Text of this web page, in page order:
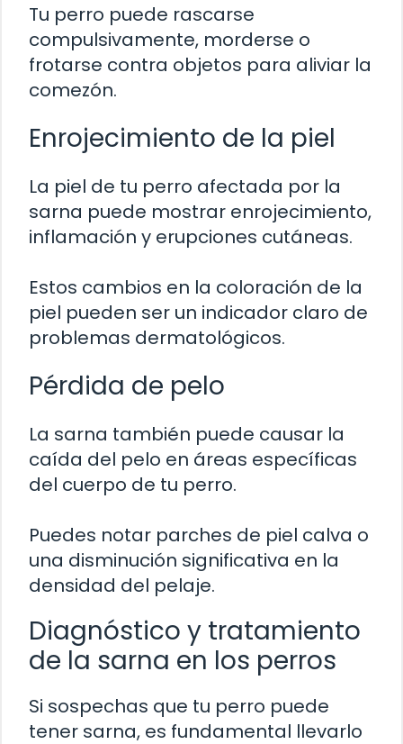
Tu perro puede rascarse
compulsivamente, morderse o
frotarse contra objetos para aliviar la
comezón.
Enrojecimiento de la piel
La piel de tu perro afectada por la
sarna puede mostrar enrojecimiento,
inflamación y erupciones cutáneas.
Estos cambios en la coloración de la
piel pueden ser un indicador claro de
problemas dermatológicos.
Pérdida de pelo
La sarna también puede causar la
caída del pelo en áreas específicas
del cuerpo de tu perro.
Puedes notar parches de piel calva o
una disminución significativa en la
densidad del pelaje.
Diagnóstico y tratamiento
de la sarna en los perros
Si sospechas que tu perro puede
tener sarna, es fundamental llevarlo